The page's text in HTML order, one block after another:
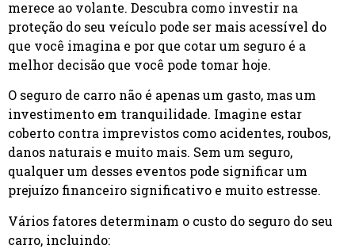
merece ao volante. Descubra como investir na
proteção do seu veículo pode ser mais acessível do
que você imagina e por que cotar um seguro é a
melhor decisão que você pode tomar hoje.
O seguro de carro não é apenas um gasto, mas um
investimento em tranquilidade. Imagine estar
coberto contra imprevistos como acidentes, roubos,
danos naturais e muito mais. Sem um seguro,
qualquer um desses eventos pode significar um
prejuízo financeiro significativo e muito estresse.
Vários fatores determinam o custo do seguro do seu
carro, incluindo: